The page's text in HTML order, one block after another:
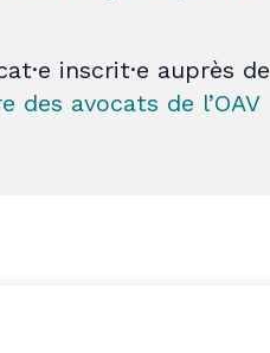
inscrit·e auprès de
des avocats de l’OAV